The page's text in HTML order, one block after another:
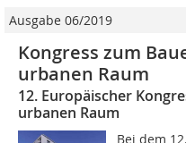
Ausgabe 06/2019
Kongress zum
urbanen Raum
12. Europäischer
urbanen Raum
Bei dem